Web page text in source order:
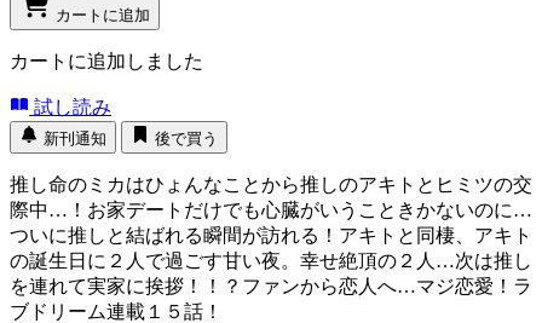
カートに追加
カートに追加しました
試し読み
新刊通知 後で買う
推し命のミカはひょんなことから推しのアキトとヒミツの交
際中…！お家デートだけでも心臓がいうこときかないのに…
ついに推しと結ばれる瞬間が訪れる！アキトと同棲、アキト
の誕生日に２人で過ごす甘い夜。幸せ絶頂の２人…次は推し
を連れて実家に挨拶！！？ファンから恋人へ…マジ恋愛！ラ
ブドリーム連載１５話！